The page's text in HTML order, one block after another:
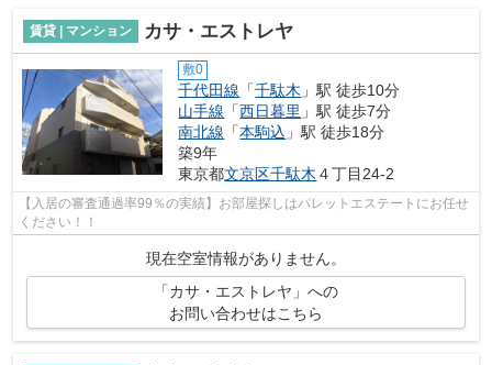
賃貸 | マンション カサ・エストレヤ
敷0
千代田線 「千駄木 」駅 徒歩10分
山手線 「西日暮里 」駅 徒歩7分
南北線 「本駒込 」駅 徒歩18分
築9年
東京都文京区千駄木 ４丁目24-2
【入居の審査通過率99％の実績】お部屋探しはパレットエステートにお任せ
ください！！
現在空室情報がありません。
「カサ・エストレヤ」への
お問い合わせはこちら